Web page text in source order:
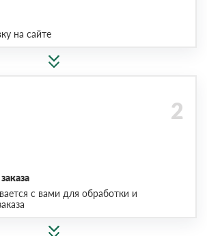
на сайте
с вами для обработки и